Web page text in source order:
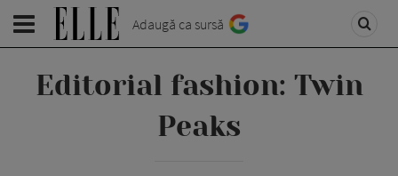
Adaugă ca sursă
Editorial fashion: Twin
Peaks